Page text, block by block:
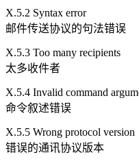
X.5.2 Syntax error
邮件传送协议的句法错误
X.5.3 Too many recipients
太多收件者
X.5.4 Invalid command
命令叙述错误
X.5.5 Wrong protocol version
错误的通讯协议版本